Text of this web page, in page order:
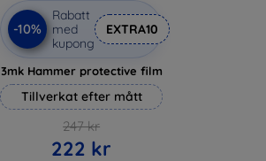
-10%
Rabatt
med
kupong
EXTRA10
3mk Hammer protective film
Tillverkat efter mått
247 kr
222 kr